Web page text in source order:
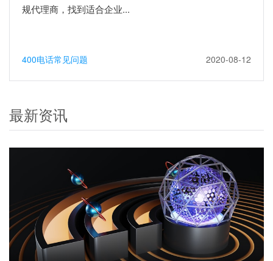
规代理商，找到适合企业...
400电话常见问题 2020-08-12
最新资讯